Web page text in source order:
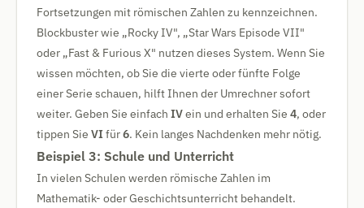
Fortsetzungen mit römischen Zahlen zu kennzeichnen.
Blockbuster wie „Rocky IV", „Star Wars Episode VII"
oder „Fast & Furious X" nutzen dieses System. Wenn Sie
wissen möchten, ob Sie die vierte oder fünfte Folge
einer Serie schauen, hilft Ihnen der Umrechner sofort
weiter. Geben Sie einfach IVein und erhalten Sie 4, oder
tippen Sie VIfür6. Kein langes Nachdenken mehr nötig.
Beispiel 3: Schule und Unterricht
In vielen Schulen werden römische Zahlen im
Mathematik- oder Geschichtsunterricht behandelt.